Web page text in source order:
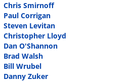
Chris Smirnoff
Paul Corrigan
Steven Levitan
Christopher Lloyd
Dan O'Shannon
Brad Walsh
Bill Wrubel
Danny Zuker